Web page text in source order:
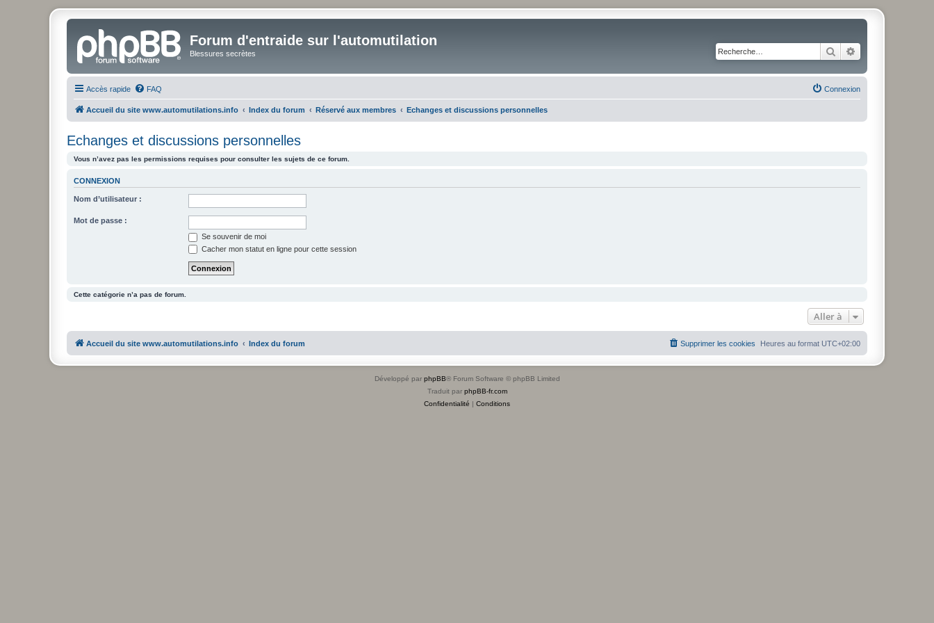
Forum d'entraide sur l'automutilation
Blessures secrètes Rechercher
Accès rapide FAQ Connexion
Accueil du site www.automutilations.info Index du forum Réservé aux membres Echanges et discussions personnelles
Echanges et discussions personnelles
Vous n’avez pas les permissions requises pour consulter les sujets de ce forum.
CONNEXION
Nom d’utilisateur :
Mot de passe :
Se souvenir de moi
Cacher mon statut en ligne pour cette session
Cette catégorie n’a pas de forum.
Aller à
Accueil du site www.automutilations.info Index du forum Heures au format UTC+02:00
Supprimer les cookies
Développé par phpBB® Forum Software © phpBB Limited
Traduit par phpBB-fr.com
Confidentialité | Conditions